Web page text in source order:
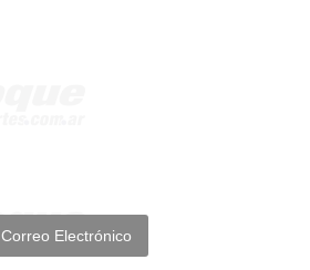
Correo Electrónico